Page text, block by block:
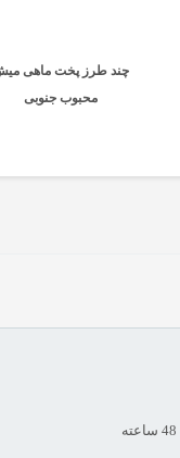
چند طرز پخت ماهی
محبوب جنوبی